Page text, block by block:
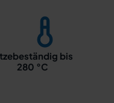
bis
280 °C